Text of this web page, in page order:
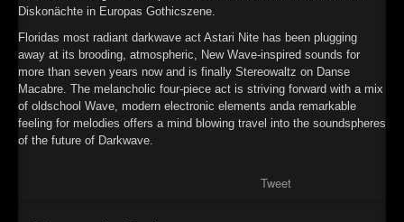
Diskonächte in Europas Gothicszene.
Floridas most radiant darkwave act Astari Nite has been plugging
away at its brooding, atmospheric, New Wave-inspired sounds for
more than seven years now and is finally Stereowaltz on Danse
Macabre. The melancholic four-piece act is striving forward with a mix
of oldschool Wave, modern electronic elements anda remarkable
feeling for melodies offers a mind blowing travel into the soundspheres
of the future of Darkwave.
Tweet